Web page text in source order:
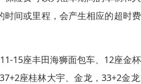
间或里程，会产生相应的超时
15座丰田海狮面包车、12座金
座桂林大宇、金龙，33+2金